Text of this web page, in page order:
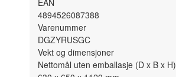
EAN
4894526087388
Varenummer
DGZYRUSGC
Vekt og dimensjoner
Nettomål uten emballasje (D x B x H)